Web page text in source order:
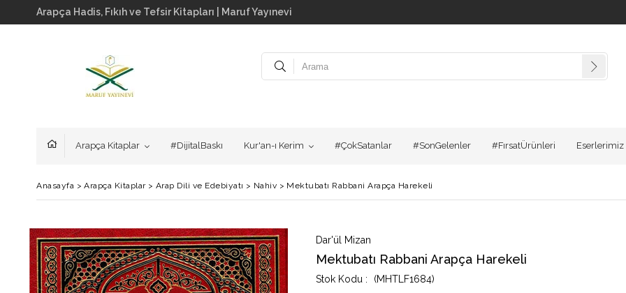
Arapça Hadis, Fıkıh ve Tefsir Kitapları | Maruf Yayınevi
Arapça Kitaplar #DijitalBaskı Kur'an-ı Kerim #ÇokSatanlar #SonGelenler #FırsatÜrünleri Eserlerimiz
Anasayfa > Arapça Kitaplar> Arap Dili ve Edebiyatı > Nahiv > Mektubatı Rabbani Arapça Harekeli
Dar'ül Mizan
Mektubatı Rabbani Arapça Harekeli
(MHTLF1684)